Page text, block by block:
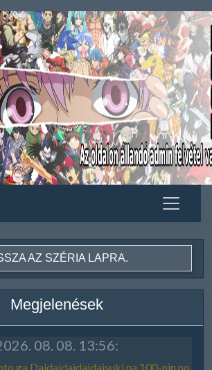
AZ SZÉRIA LAPRA.
Megjelenések